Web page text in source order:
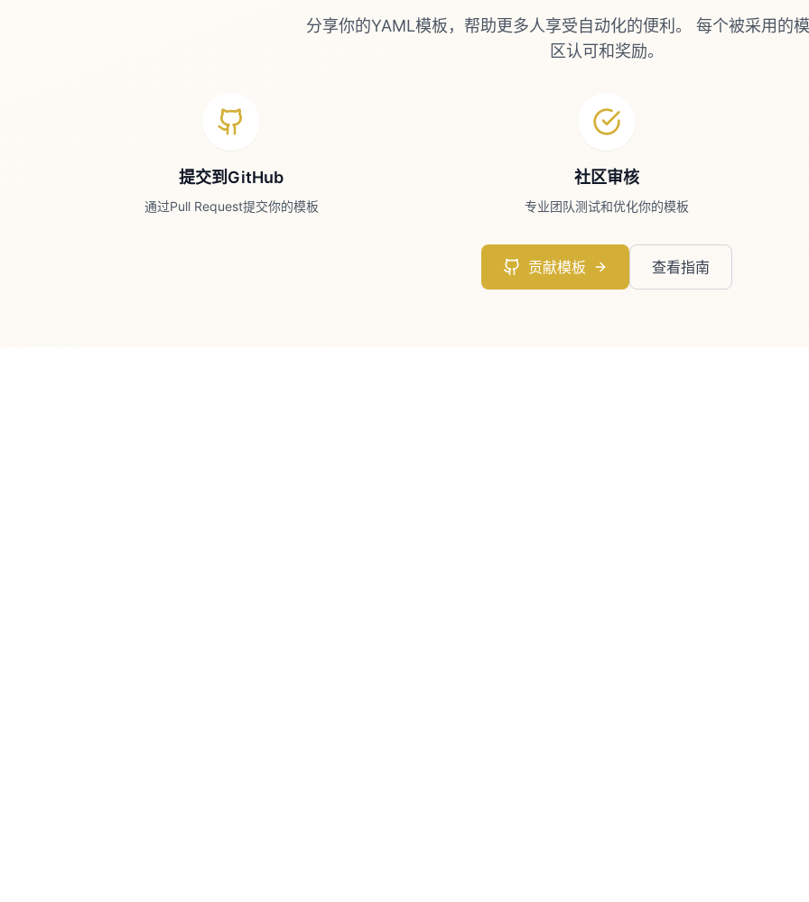
分享你的YAML模板，帮助更多人享受自动化的便利。 每个被采用的
区认可和奖励。
提交到GitHub
通过Pull Request提交你的模板
社区审核
专业团队测试和优化你的模板
贡献模板 查看指南